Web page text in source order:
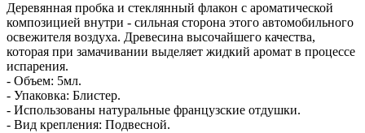
Деревянная пробка и стеклянный флакон с ароматической
композицией внутри - сильная сторона этого автомобильного
освежителя воздуха. Древесина высочайшего качества,
которая при замачивании выделяет жидкий аромат в процессе
испарения.
- Объем: 5мл.
- Упаковка: Блистер.
- Использованы натуральные французские отдушки.
- Вид крепления: Подвесной.